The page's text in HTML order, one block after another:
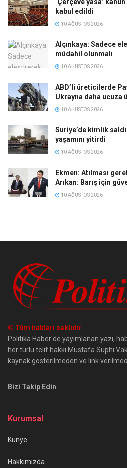
kabul edildi
10 AĞUSTOS 2026
Alçınkaya: Sadece
müdahil olunmalı
10 AĞUSTOS 2026
ABD’li üreticilerde
Ukrayna daha ucuza
10 AĞUSTOS 2026
Suriye’de kimlik
yaşamını yitirdi
10 AĞUSTOS 2026
Ekmen: Atılması
Arıkan: Barış için
10 AĞUSTOS 2026
© Tüm hakları saklıdır
Politika Haber'de yayımlanan yazı,
her türlü telif hakkı Mustafa Suphi
kaynak gösterilmeden ve link
Bizi Takip Edin
Kurumsal
Künye
Hakkımızda